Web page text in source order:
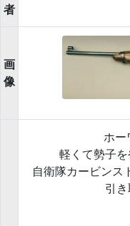
者
画
像
ホー
軽くて勢子を
自衛隊カービンス
引き